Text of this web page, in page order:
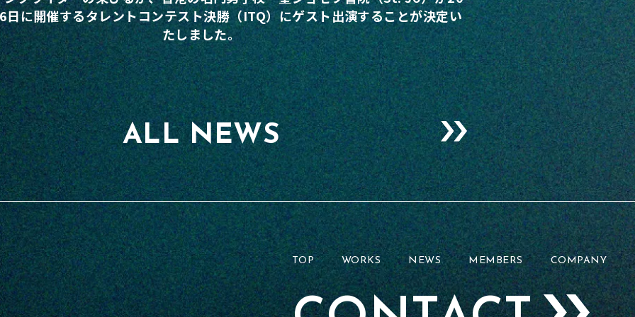
に開催するタレントコンテスト決勝（ITQ）にゲスト出演することが決定い
たしました。
ALL NEWS
TOP WORKS NEWS MEMBERS COMPANY